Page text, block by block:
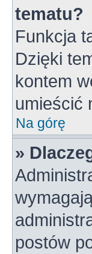
tematu?
Funkcja
Dzięki
kontem
umieścić
Na górę
»
postów